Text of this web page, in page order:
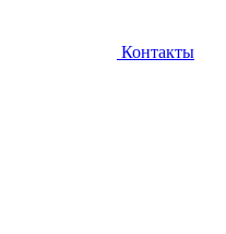
Контакты